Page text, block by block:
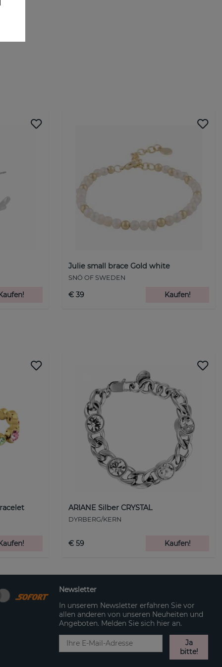
Julie small brace Gold white
SNÖ OF SWEDEN
€ 39 Kaufen!
ARIANE Silber CRYSTAL
DYRBERG/KERN
€ 59 Kaufen!
Newsletter
In unserem Newsletter erfahren Sie vor
allen anderen von unseren Neuheiten und
Angeboten. Melden Sie sich hier an.
Ja
bitte!